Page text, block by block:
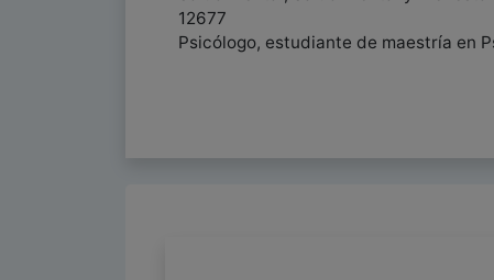
12677
Psicólogo, estudiante de maestría en